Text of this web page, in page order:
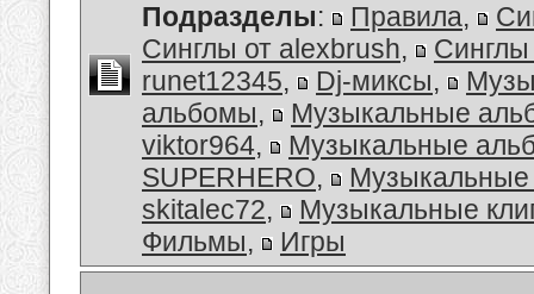
Подразделы: Правила,
Синглы от alexbrush,
Синглы
runet12345, Dj-миксы,
альбомы,
Музыкальные
viktor964,
Музыкальные
SUPERHERO,
skitalec72,
Музыкальные
Фильмы, Игры